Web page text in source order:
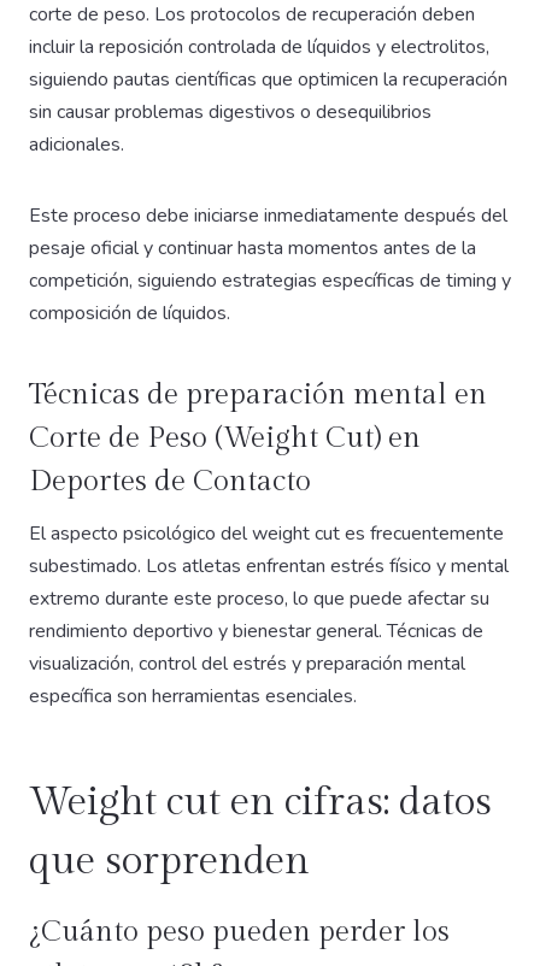
corte de peso. Los protocolos de recuperación deben
incluir la reposición controlada de líquidos y electrolitos,
siguiendo pautas científicas que optimicen la recuperación
sin causar problemas digestivos o desequilibrios
adicionales.
Este proceso debe iniciarse inmediatamente después del
pesaje oficial y continuar hasta momentos antes de la
competición, siguiendo estrategias específicas de timing y
composición de líquidos.
Técnicas de preparación mental en
Corte de Peso (Weight Cut) en
Deportes de Contacto
El aspecto psicológico del weight cut es frecuentemente
subestimado. Los atletas enfrentan estrés físico y mental
extremo durante este proceso, lo que puede afectar su
rendimiento deportivo y bienestar general. Técnicas de
visualización, control del estrés y preparación mental
específica son herramientas esenciales.
Weight cut en cifras: datos
que sorprenden
¿Cuánto peso pueden perder los